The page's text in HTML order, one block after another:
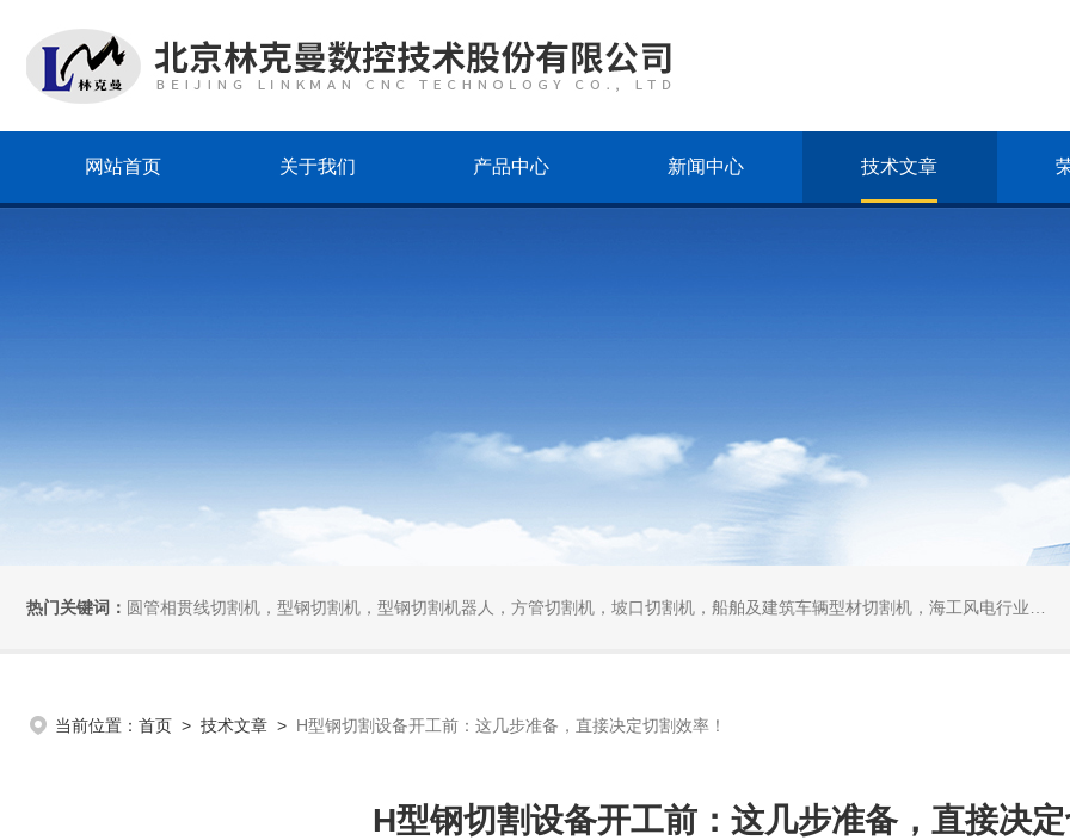
网站首页 关于我们 产品中心 新闻中心 技术文章
热门关键词： 圆管相贯线切割机，型钢切割机，型钢切割机器人，方管切割机，坡口切割机，船舶及建筑车辆型材切割机，海工风电行业相贯线切割机，离线编程软件
当前位置： 首页 > 技术文章 > H型钢切割设备开工前：这几步准备，直接决定切割效率！
H型钢切割设备开工前：这几步准备，直接决定